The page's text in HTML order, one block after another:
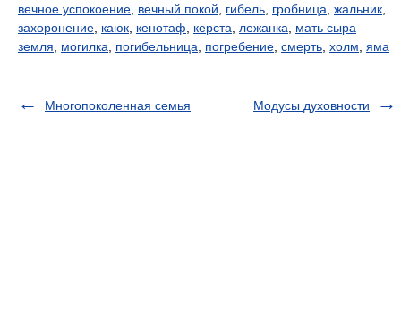
вечное успокоение вечный покой гибель гробница жальник
захоронение каюк кенотаф керста лежанка
мать сыра
земля
могилка погибельница погребение смерть холм яма
Многопоколенная семья Модусы духовности